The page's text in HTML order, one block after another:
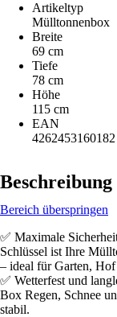
Artikeltyp
Mülltonnenbox
Breite
69 cm
Tiefe
78 cm
Höhe
115 cm
EAN
4262453160182
Beschreibung
Bereich überspringen
✅ Maximale
Schlüssel ist Ihre
– ideal für Garten, Hof
✅ Wetterfest und
Box Regen, Schnee
stabil.